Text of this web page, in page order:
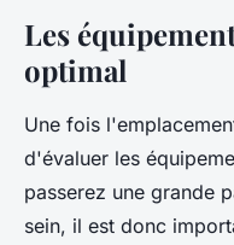
Les
optimal
Une fois
d'évaluer les
passerez une grande
sein, il est donc